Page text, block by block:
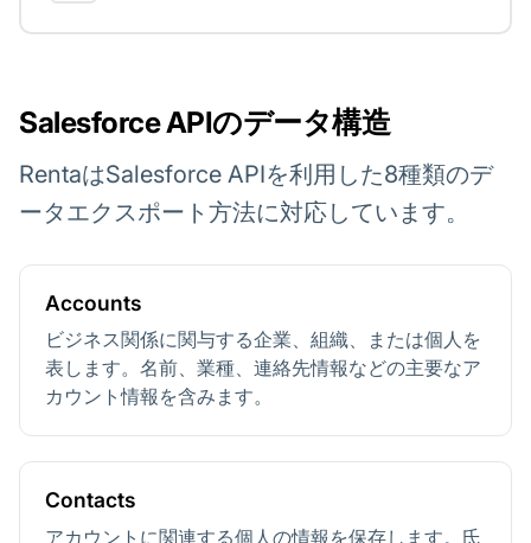
Salesforce APIのデータ構造
RentaはSalesforce APIを利用した8種類のデ
ータエクスポート方法に対応しています。
Accounts
ビジネス関係に関与する企業、組織、または個人を
表します。名前、業種、連絡先情報などの主要なア
カウント情報を含みます。
Contacts
アカウントに関連する個人の情報を保存します。氏